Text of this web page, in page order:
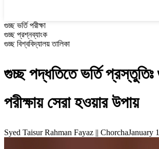
গুচ্ছ ভর্তি পরীক্ষা
গুচ্ছ প্রশ্নব্যাংক
গুচ্ছ বিশ্ববিদ্যালয় তালিকা
গুচ্ছ পদ্ধতিতে ভর্তি প্রস্তুতিঃ
পরীক্ষায় সেরা হওয়ার উপায়
Syed Taisur Rahman Fayaz || ChorchaJanuary